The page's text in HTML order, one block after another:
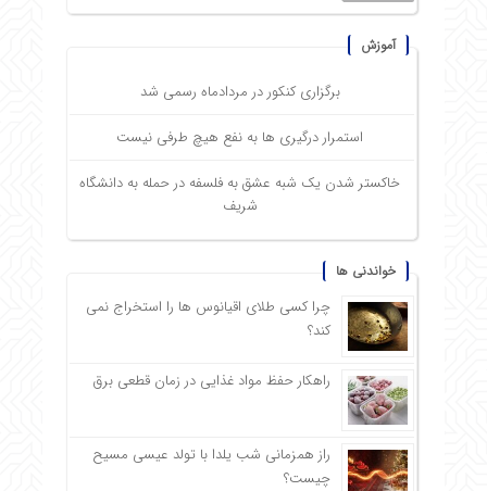
آموزش
برگزاری کنکور در مردادماه رسمی شد
استمرار درگیری ها به نفع هیچ طرفی نیست
خاکستر شدن یک شبه عشق به فلسفه در حمله به دانشگاه
شریف
خواندنی ها
چرا کسی طلای اقیانوس ها را استخراج نمی
کند؟
راهکار حفظ مواد غذایی در زمان قطعی برق
راز همزمانی شب یلدا با تولد عیسی مسیح
چیست؟